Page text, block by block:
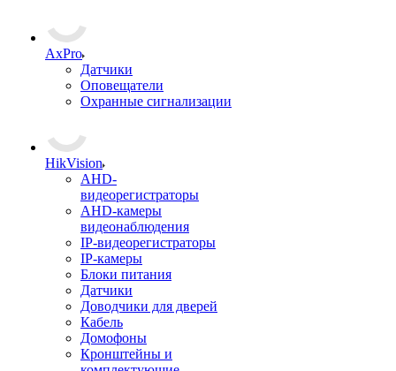
AxPro
Датчики
Оповещатели
Охранные сигнализации
HikVision
AHD-
видеорегистраторы
AHD-камеры
видеонаблюдения
IP-видеорегистраторы
IP-камеры
Блоки питания
Датчики
Доводчики для дверей
Кабель
Домофоны
Кронштейны и